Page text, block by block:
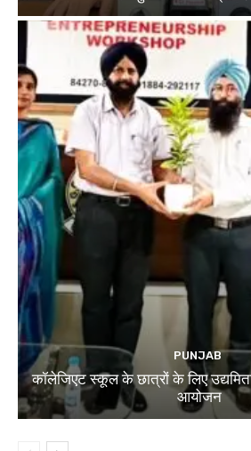
PUNJAB
कॉलेजिएट स्कूल के छात्रों के लिए
आयोजन